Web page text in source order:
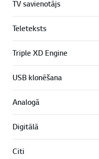
TV savienotājs
Teleteksts
Triple XD Engine
USB klonēšana
Analogā
Digitālā
Citi